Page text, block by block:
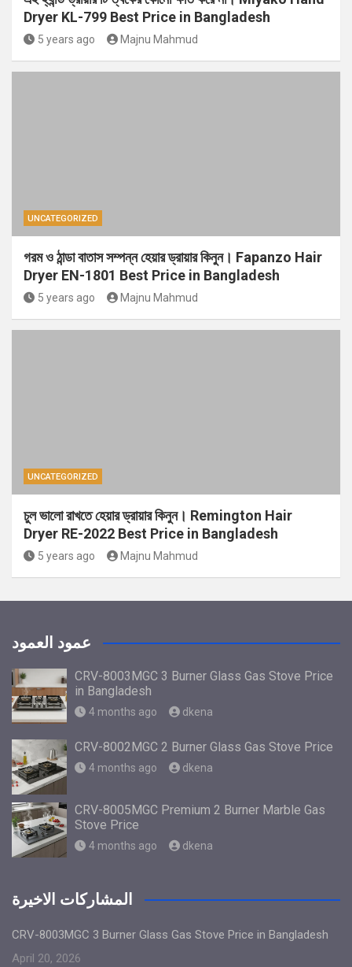
Dryer KL-799 Best Price in Bangladesh
5 years ago Majnu Mahmud
UNCATEGORIZED
গরম ও ঠান্ডা বাতাস সম্পন্ন হেয়ার ড্রায়ার কিনুন। Fapanzo Hair
Dryer EN-1801 Best Price in Bangladesh
5 years ago Majnu Mahmud
UNCATEGORIZED
চুল ভালো রাখতে হেয়ার ড্রায়ার কিনুন। Remington Hair
Dryer RE-2022 Best Price in Bangladesh
5 years ago Majnu Mahmud
عمود العمود
CRV-8003MGC 3 Burner Glass Gas Stove Price
in Bangladesh
4 months ago dkena
CRV-8002MGC 2 Burner Glass Gas Stove Price
4 months ago dkena
CRV-8005MGC Premium 2 Burner Marble Gas
Stove Price
4 months ago dkena
المشاركات الاخيرة
CRV-8003MGC 3 Burner Glass Gas Stove Price in Bangladesh
April 20, 2026